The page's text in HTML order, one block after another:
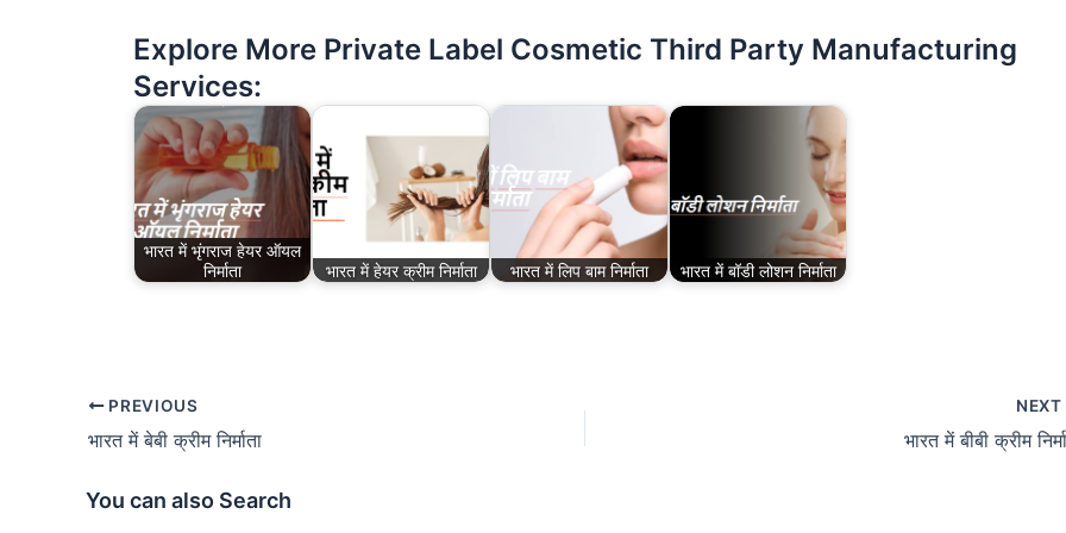
Explore More Private Label Cosmetic Third Party Manufacturing
Services:
भारत में भृंगराज हेयर ऑयल
निर्माता
भारत में हेयर क्रीम निर्माता भारत में लिप बाम निर्माता भारत में बॉडी लोशन निर्माता
PREVIOUS
भारत में बेबी क्रीम निर्माता
NEXT
भारत में बीबी क्रीम
You can also Search